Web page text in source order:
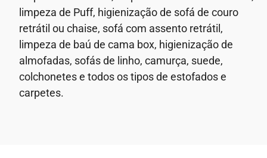
limpeza de Puff, higienização de sofá de couro
retrátil ou chaise, sofá com assento retrátil,
limpeza de baú de cama box, higienização de
almofadas, sofás de linho, camurça, suede,
colchonetes e todos os tipos de estofados e
carpetes.